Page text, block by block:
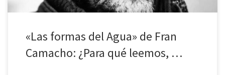
«Las formas del Agua» de Fran
Camacho: ¿Para qué leemos, …